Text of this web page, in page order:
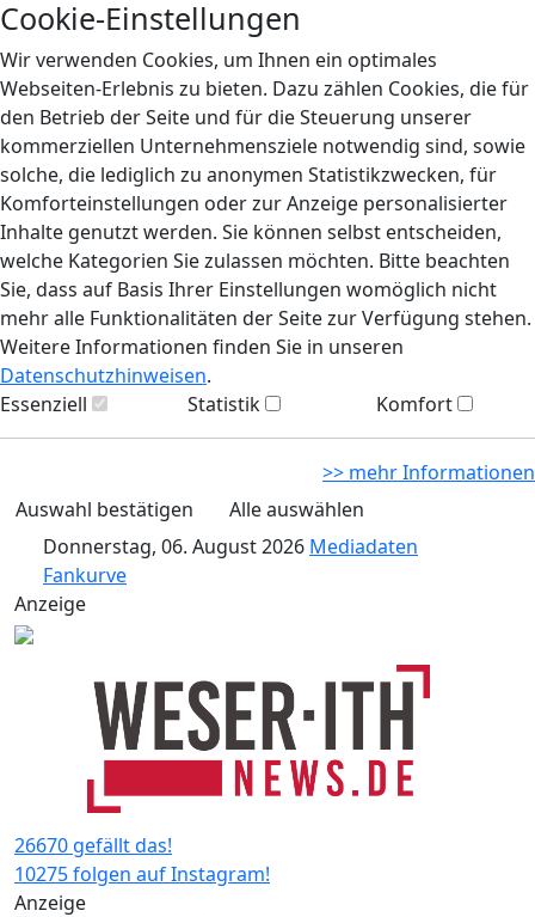
Cookie-Einstellungen
Wir verwenden Cookies, um Ihnen ein optimales
Webseiten-Erlebnis zu bieten. Dazu zählen Cookies, die für
den Betrieb der Seite und für die Steuerung unserer
kommerziellen Unternehmensziele notwendig sind, sowie
solche, die lediglich zu anonymen Statistikzwecken, für
Komforteinstellungen oder zur Anzeige personalisierter
Inhalte genutzt werden. Sie können selbst entscheiden,
welche Kategorien Sie zulassen möchten. Bitte beachten
Sie, dass auf Basis Ihrer Einstellungen womöglich nicht
mehr alle Funktionalitäten der Seite zur Verfügung stehen.
Weitere Informationen finden Sie in unseren
Datenschutzhinweisen.
Essenziell
Statistik Komfort
>> mehr Informationen
Auswahl bestätigen
Alle auswählen
Donnerstag, 06. August 2026 Mediadaten
Fankurve
Anzeige
26670 gefällt das!
10275 folgen auf Instagram!
Anzeige